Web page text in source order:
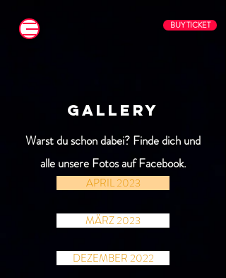
BUY TICKET
gallery
Warst du schon dabei? Finde dich und
alle unsere Fotos auf Facebook.
APRIL 2023
MÄRZ 2023
DEZEMBER 2022